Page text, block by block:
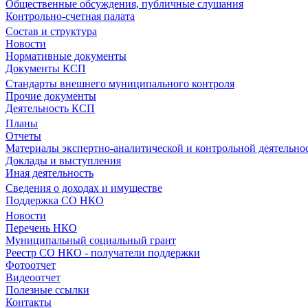
Общественные обсуждения, публичные слушания
Контрольно-счетная палата
Состав и структура
Новости
Нормативные документы
Документы КСП
Стандарты внешнего муниципального контроля
Прочие документы
Деятельность КСП
Планы
Отчеты
Материалы экспертно-аналитической и контрольной
Доклады и выступления
Иная деятельность
Сведения о доходах и имуществе
Поддержка СО НКО
Новости
Перечень НКО
Муниципальный социальный грант
Реестр СО НКО - получатели поддержки
Фотоотчет
Видеоотчет
Полезные ссылки
Контакты